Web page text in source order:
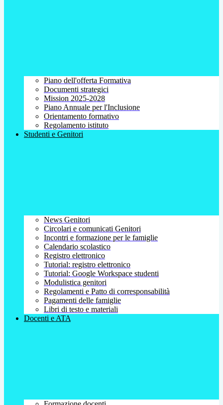
Piano dell'offerta Formativa
Documenti strategici
Mission 2025-2028
Piano Annuale per l'Inclusione
Orientamento formativo
Regolamento istituto
Studenti e Genitori
News Genitori
Circolari e comunicati Genitori
Incontri e formazione per le famiglie
Calendario scolastico
Registro elettronico
Tutorial: registro elettronico
Tutorial: Google Workspace studenti
Modulistica genitori
Regolamenti e Patto di corresponsabilità
Pagamenti delle famiglie
Libri di testo e materiali
Docenti e ATA